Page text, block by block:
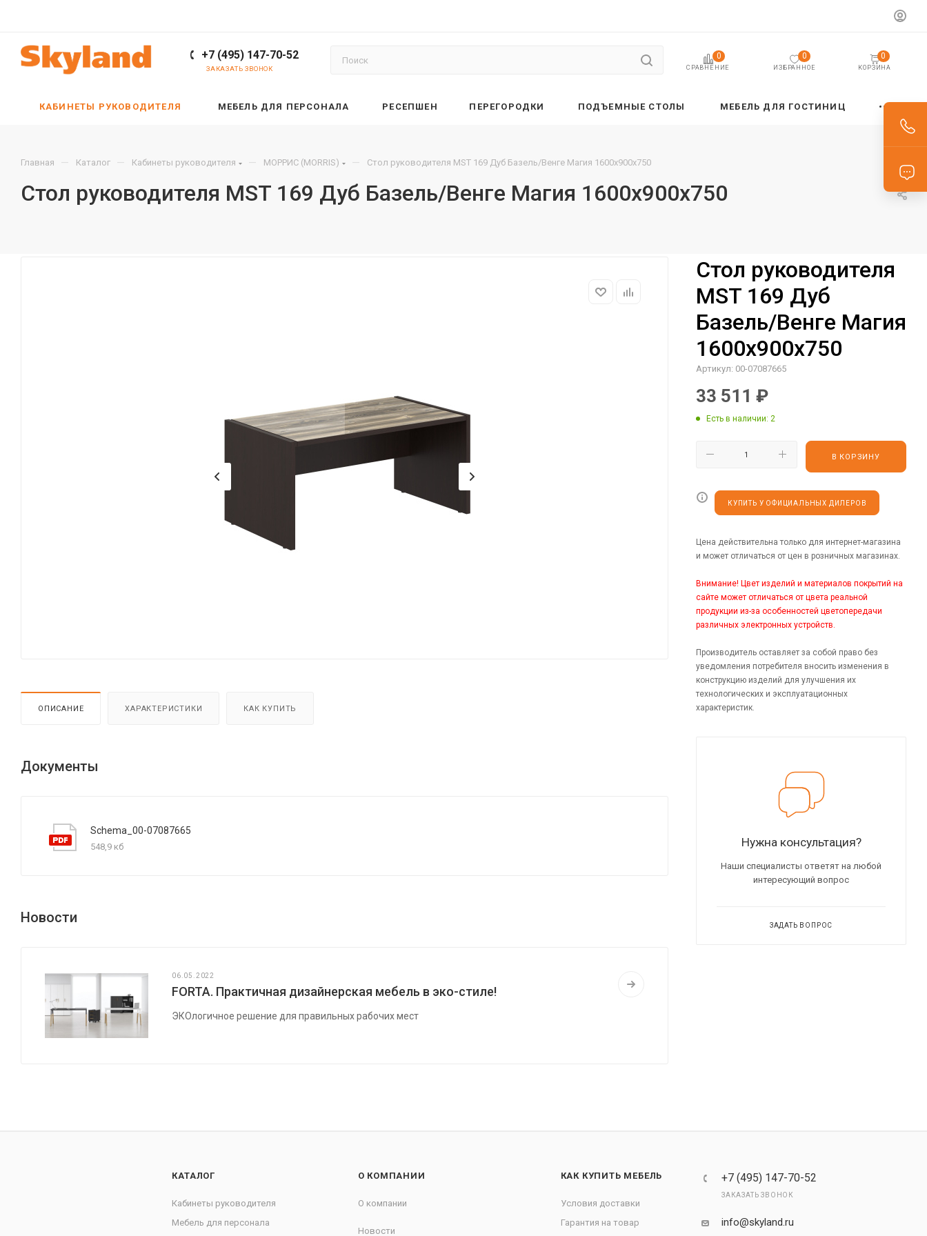
+7 (495) 147-70-52
ЗАКАЗАТЬ ЗВОНОК СРАВНЕНИЕ
0
ИЗБРАННОЕ
0
КОРЗИНА
0
КАБИНЕТЫ РУКОВОДИТЕЛЯ МЕБЕЛЬ ДЛЯ ПЕРСОНАЛА РЕСЕПШЕН ПЕРЕГОРОДКИ ПОДЪЕМНЫЕ СТОЛЫ МЕБЕЛЬ ДЛЯ ГОСТИНИЦ
Главная — Каталог — Кабинеты руководителя — МОРРИС (MORRIS) — Стол руководителя MST 169 Дуб Базель/Венге Магия 1600х900х750
Стол руководителя MST 169 Дуб Базель/Венге Магия 1600х900х750
ОПИСАНИЕ ХАРАКТЕРИСТИКИ КАК КУПИТЬ
Документы
Schema_00-07087665
548,9 кб
Новости
06.05.2022
FORTA. Практичная дизайнерская мебель в эко-стиле!
ЭКОлогичное решение для правильных рабочих мест
Стол руководителя
MST 169 Дуб
Базель/Венге Магия
1600х900х750
Артикул: 00-07087665
33 511 ₽
Есть в наличии: 2
В КОРЗИНУ
КУПИТЬ У ОФИЦИАЛЬНЫХ ДИЛЕРОВ
Цена действительна только для интернет-магазина
и может отличаться от цен в розничных магазинах.
Внимание! Цвет изделий и материалов покрытий на
сайте может отличаться от цвета реальной
продукции из-за особенностей цветопередачи
различных электронных устройств.
Производитель оставляет за собой право без
уведомления потребителя вносить изменения в
конструкцию изделий для улучшения их
технологических и эксплуатационных
характеристик.
Нужна консультация?
Наши специалисты ответят на любой
интересующий вопрос
ЗАДАТЬ ВОПРОС
КАТАЛОГ
Кабинеты руководителя
Мебель для персонала
О КОМПАНИИ
О компании
Новости
КАК КУПИТЬ МЕБЕЛЬ
Условия доставки
Гарантия на товар
+7 (495) 147-70-52
ЗАКАЗАТЬ ЗВОНОК
info@skyland.ru